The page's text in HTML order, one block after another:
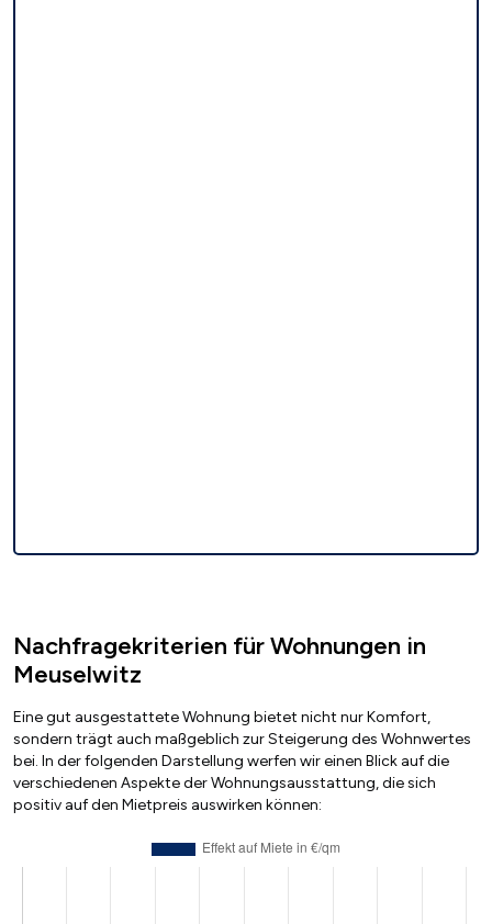
Nachfragekriterien für Wohnungen in
Meuselwitz
Eine gut ausgestattete Wohnung bietet nicht nur Komfort,
sondern trägt auch maßgeblich zur Steigerung des Wohnwertes
bei. In der folgenden Darstellung werfen wir einen Blick auf die
verschiedenen Aspekte der Wohnungsausstattung, die sich
positiv auf den Mietpreis auswirken können: